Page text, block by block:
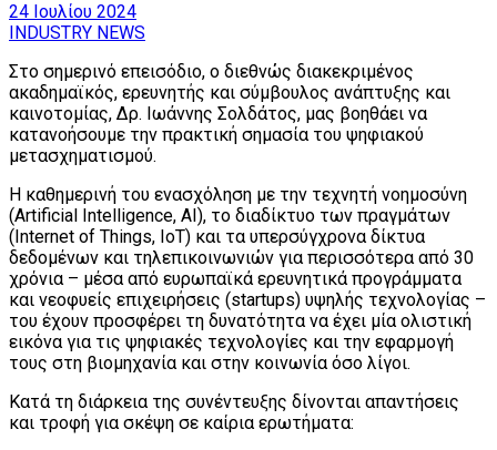
24 Ιουλίου 2024
INDUSTRY NEWS
Στο σημερινό επεισόδιο, ο διεθνώς διακεκριμένος
ακαδημαϊκός, ερευνητής και σύμβουλος ανάπτυξης και
καινοτομίας, Δρ. Ιωάννης Σολδάτος, μας βοηθάει να
κατανοήσουμε την πρακτική σημασία του ψηφιακού
μετασχηματισμού.
Η καθημερινή του ενασχόληση με την τεχνητή νοημοσύνη
(Artificial Intelligence, AI), το διαδίκτυο των πραγμάτων
(Internet of Things, IoT) και τα υπερσύγχρονα δίκτυα
δεδομένων και τηλεπικοινωνιών για περισσότερα από 30
χρόνια – μέσα από ευρωπαϊκά ερευνητικά προγράμματα
και νεοφυείς επιχειρήσεις (startups) υψηλής τεχνολογίας –
του έχουν προσφέρει τη δυνατότητα να έχει μία ολιστική
εικόνα για τις ψηφιακές τεχνολογίες και την εφαρμογή
τους στη βιομηχανία και στην κοινωνία όσο λίγοι.
Κατά τη διάρκεια της συνέντευξης δίνονται απαντήσεις
και τροφή για σκέψη σε καίρια ερωτήματα: